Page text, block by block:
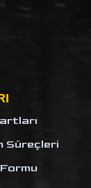
Süreçleri